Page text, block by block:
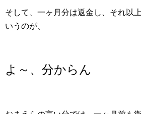
そして、一ヶ月分は返金し、それ以
いうのが、
よ～、分からん